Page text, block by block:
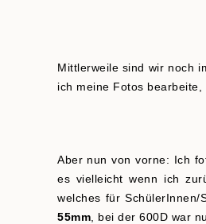
Mittlerweile sind wir noch
ich meine Fotos
Aber nun von vorne: Ich
es vielleicht wenn ich
welches für
55mm, bei der 600D war